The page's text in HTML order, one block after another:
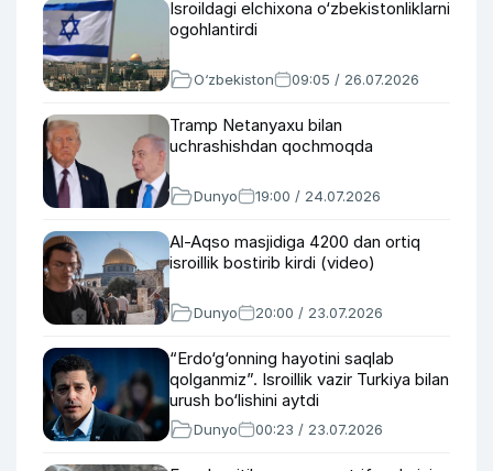
Isroildagi elchixona o‘zbekistonliklarni
ogohlantirdi
O‘zbekiston 09:05 / 26.07.2026
Tramp Netanyaxu bilan
uchrashishdan qochmoqda
Dunyo 19:00 / 24.07.2026
Al-Aqso masjidiga 4200 dan ortiq
isroillik bostirib kirdi (video)
Dunyo 20:00 / 23.07.2026
“Erdo‘g‘onning hayotini saqlab
qolganmiz”. Isroillik vazir Turkiya bilan
urush bo‘lishini aytdi
Dunyo 00:23 / 23.07.2026